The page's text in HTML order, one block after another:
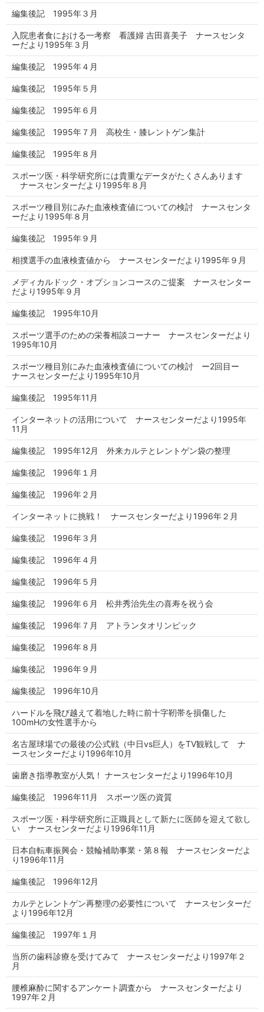
編集後記 1995年３月
入院患者食における一考察 看護婦 吉田喜美子 ナースセンタ
ーだより1995年３月
編集後記 1995年４月
編集後記 1995年５月
編集後記 1995年６月
編集後記 1995年７月 高校生・膝レントゲン集計
編集後記 1995年８月
スポーツ医・科学研究所には貴重なデータがたくさんあります
ナースセンターだより1995年８月
スポーツ種目別にみた血液検査値についての検討 ナースセンタ
ーだより1995年８月
編集後記 1995年９月
相撲選手の血液検査値から ナースセンターだより1995年９月
メディカルドック・オプションコースのご提案 ナースセンター
だより1995年９月
編集後記 1995年10月
スポーツ選手のための栄養相談コーナー ナースセンターだより
1995年10月
スポーツ種目別にみた血液検査値についての検討 ー2回目ー
ナースセンターだより1995年10月
編集後記 1995年11月
インターネットの活用について ナースセンターだより1995年
11月
編集後記 1995年12月 外来カルテとレントゲン袋の整理
編集後記 1996年１月
編集後記 1996年２月
インターネットに挑戦！ ナースセンターだより1996年２月
編集後記 1996年３月
編集後記 1996年４月
編集後記 1996年５月
編集後記 1996年６月 松井秀治先生の喜寿を祝う会
編集後記 1996年７月 アトランタオリンピック
編集後記 1996年８月
編集後記 1996年９月
編集後記 1996年10月
ハードルを飛び越えて着地した時に前十字靭帯を損傷した
100mHの女性選手から
名古屋球場での最後の公式戦（中日vs巨人）をTV観戦して ナ
ースセンターだより1996年10月
歯磨き指導教室が人気！ ナースセンターだより1996年10月
編集後記 1996年11月 スポーツ医の資質
スポーツ医・科学研究所に正職員として新たに医師を迎えて欲し
い ナースセンターだより1996年11月
日本自転車振興会・競輪補助事業・第８報 ナースセンターだよ
り1996年11月
編集後記 1996年12月
カルテとレントゲン再整理の必要性について ナースセンターだ
より1996年12月
編集後記 1997年１月
当所の歯科診療を受けてみて ナースセンターだより1997年２
月
腰椎麻酔に関するアンケート調査から ナースセンターだより
1997年２月